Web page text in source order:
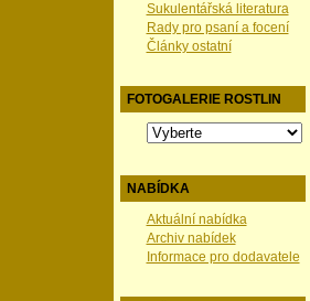
Sukulentářská literatura
Rady pro psaní a focení
Články ostatní
FOTOGALERIE ROSTLIN
NABÍDKA
Aktuální nabídka
Archiv nabídek
Informace pro dodavatele